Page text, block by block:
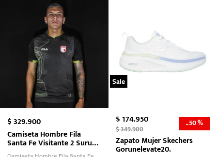
$329.900
Camiseta Hombre Fila
Santa Fe Visitante 2 Suruga
Bank 2026
Sale
$174.950
$349.900 -50 %
Zapato Mujer Skechers
Gorunelevate20.